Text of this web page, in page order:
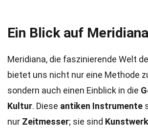
Ein Blick auf Meridiana
Meridiana, die faszinierende Welt
bietet uns nicht nur eine Methode
sondern auch einen Einblick in die
Kultur. Diese antiken Instrumente
nur Zeitmesser; sie sind